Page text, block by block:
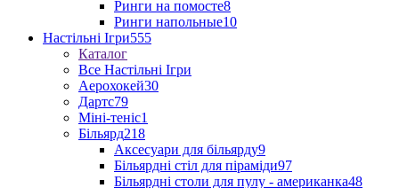
Ринги на помосте8
Ринги напольные10
Настільні Ігри555
Каталог
Все Настільні Ігри
Аерохокей30
Дартс79
Міні-теніс1
Більярд218
Аксесуари для більярду9
Більярдні стіл для піраміди97
Більярдні столи для пулу - американка48